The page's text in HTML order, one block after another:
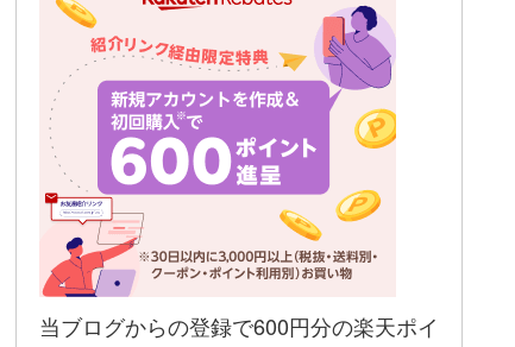
当ブログからの登録で600円分の楽天ポイ